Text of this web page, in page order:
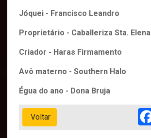
Jóquei - Francisco Leandro
Proprietário - Caballeriza Sta. Elena
Criador - Haras Firmamento
Avô materno - Southern Halo
Égua do ano - Dona Bruja
Voltar